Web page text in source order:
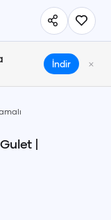
İndir ×
|